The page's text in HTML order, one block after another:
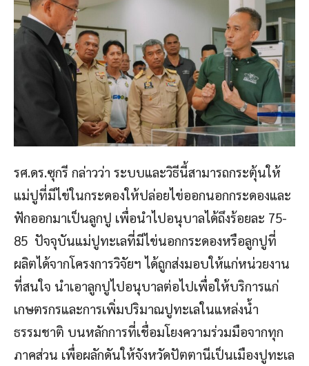
รศ.ดร.ซุกรี กล่าวว่า ระบบและวิธีนี้สามารถกระตุ้นให้
แม่ปูที่มีไข่ในกระดองให้ปล่อยไข่ออกนอกกระดองและ
ฟักออกมาเป็นลูกปู เพื่อนำไปอนุบาลได้ถึงร้อยละ 75-
85 ปัจจุบันแม่ปูทะเลที่มีไข่นอกกระดองหรือลูกปูที่
ผลิตได้จากโครงการวิจัยฯ ได้ถูกส่งมอบให้แก่หน่วยงาน
ที่สนใจ นำเอาลูกปูไปอนุบาลต่อไปเพื่อให้บริการแก่
เกษตรกรและการเพิ่มปริมาณปูทะเลในแหล่งน้ำ
ธรรมชาติ บนหลักการที่เชื่อมโยงความร่วมมือจากทุก
ภาคส่วน เพื่อผลักดันให้จังหวัดปัตตานีเป็นเมืองปูทะเล